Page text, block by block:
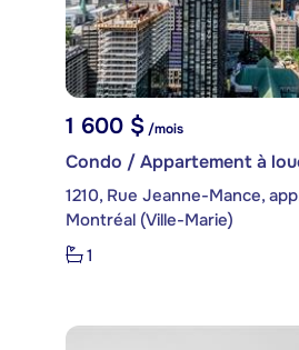
1 600 $ /mois
Condo / Appartement à
1210, Rue Jeanne-Mance,
Montréal (Ville-Marie)
1